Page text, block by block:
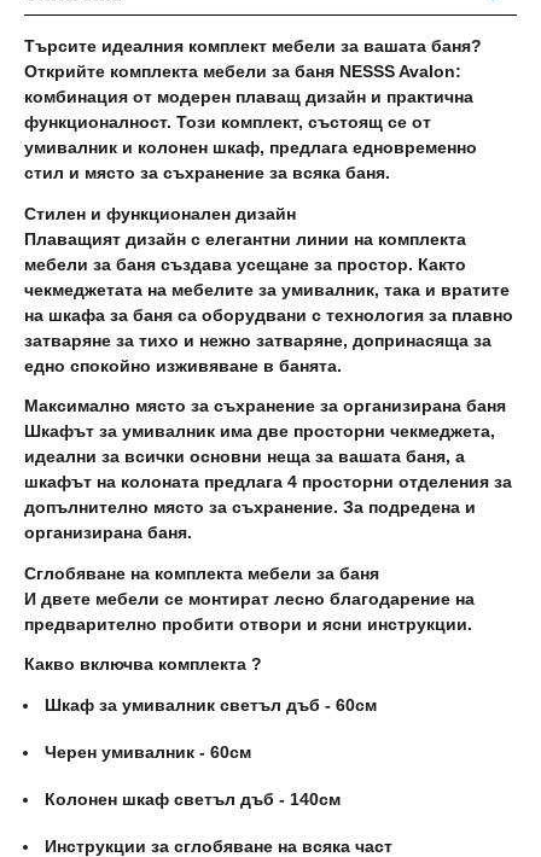
Търсите идеалния комплект мебели за вашата баня?
Открийте комплекта мебели за баня NESSS Avalon:
комбинация от модерен плаващ дизайн и практична
функционалност. Този комплект, състоящ се от
умивалник и колонен шкаф, предлага едновременно
стил и място за съхранение за всяка баня.
Стилен и функционален дизайн
Плаващият дизайн с елегантни линии на комплекта
мебели за баня създава усещане за простор. Както
чекмеджетата на мебелите за умивалник, така и вратите
на шкафа за баня са оборудвани с технология за плавно
затваряне за тихо и нежно затваряне, допринасяща за
едно спокойно изживяване в банята.
Максимално място за съхранение за организирана баня
Шкафът за умивалник има две просторни чекмеджета,
идеални за всички основни неща за вашата баня, а
шкафът на колоната предлага 4 просторни отделения за
допълнително място за съхранение. За подредена и
организирана баня.
Сглобяване на комплекта мебели за баня
И двете мебели се монтират лесно благодарение на
предварително пробити отвори и ясни инструкции.
Какво включва комплекта ?
Шкаф за умивалник светъл дъб - 60см
Черен умивалник - 60см
Колонен шкаф светъл дъб - 140см
Инструкции за сглобяване на всяка част